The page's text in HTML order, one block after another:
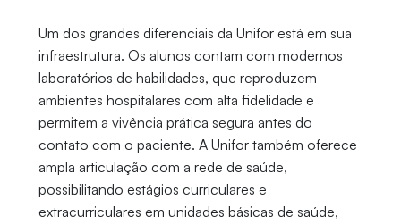
Um dos grandes diferenciais da Unifor está em sua
infraestrutura. Os alunos contam com modernos
laboratórios de habilidades, que reproduzem
ambientes hospitalares com alta fidelidade e
permitem a vivência prática segura antes do
contato com o paciente. A Unifor também oferece
ampla articulação com a rede de saúde,
possibilitando estágios curriculares e
extracurriculares em unidades básicas de saúde,